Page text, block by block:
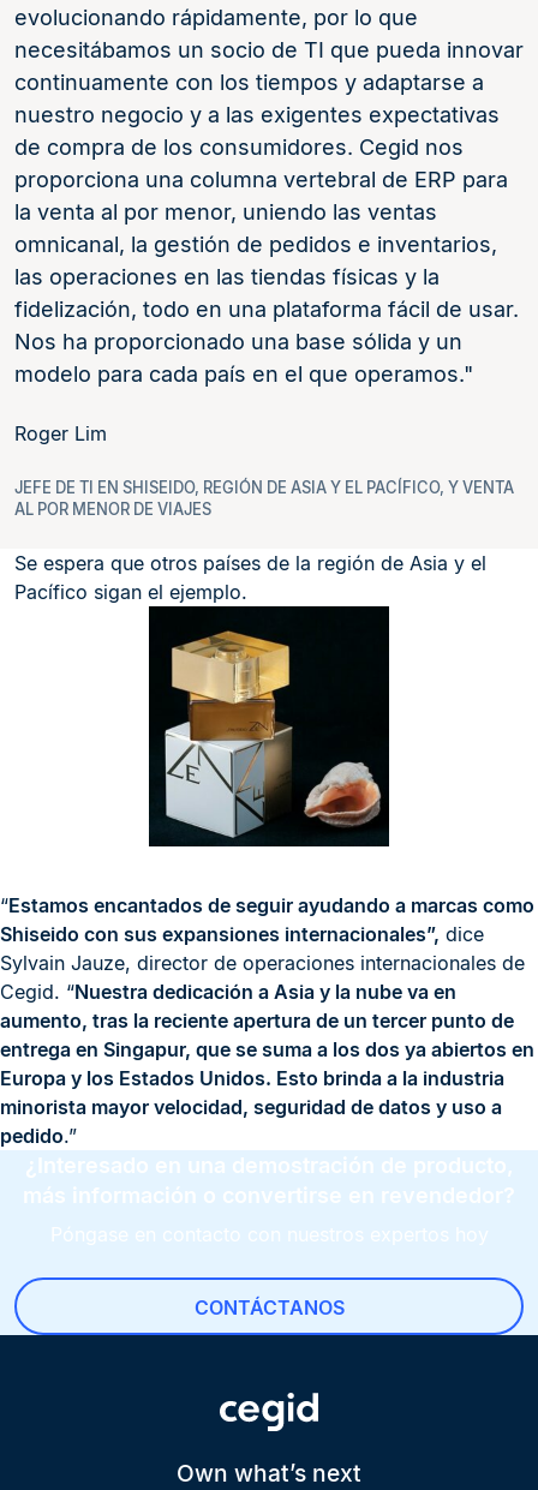
evolucionando rápidamente, por lo que
necesitábamos un socio de TI que pueda innovar
continuamente con los tiempos y adaptarse a
nuestro negocio y a las exigentes expectativas
de compra de los consumidores. Cegid nos
proporciona una columna vertebral de ERP para
la venta al por menor, uniendo las ventas
omnicanal, la gestión de pedidos e inventarios,
las operaciones en las tiendas físicas y la
fidelización, todo en una plataforma fácil de usar.
Nos ha proporcionado una base sólida y un
modelo para cada país en el que operamos.
Roger Lim
JEFE DE TI EN SHISEIDO, REGIÓN DE ASIA Y EL PACÍFICO, Y VENTA
AL POR MENOR DE VIAJES
Se espera que otros países de la región de Asia y el
Pacífico sigan el ejemplo.
“Estamos encantados de seguir ayudando a marcas como
Shiseido con sus expansiones internacionales”, dice
Sylvain Jauze, director de operaciones internacionales de
Cegid. “Nuestra dedicación a Asia y la nube va en
aumento, tras la reciente apertura de un tercer punto de
entrega en Singapur, que se suma a los dos ya abiertos en
Europa y los Estados Unidos. Esto brinda a la industria
minorista mayor velocidad, seguridad de datos y uso a
pedido.”
¿Interesado en una demostración de producto,
más información o convertirse en revendedor?
Póngase en contacto con nuestros expertos hoy
CONTÁCTANOS
Own what’s next